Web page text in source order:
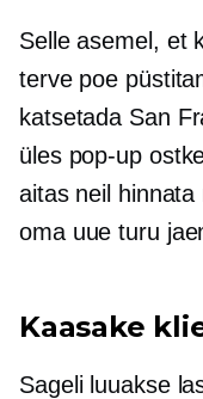
Selle asemel, et
terve poe
katsetada San
üles pop-up
aitas neil
oma uue turu
Kaasake
Sageli luuakse